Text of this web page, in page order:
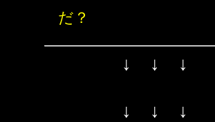
だ？
↓ ↓ ↓
↓ ↓ ↓